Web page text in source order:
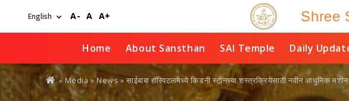
A- A A+ Shree
Home About Sansthan SAI Temple Daily
You
are
here
» Media »News» साईबाबा हॉस्पिटलमध्ये किडनी स्टोनच्या शस्त्रक्रियेसाठी नवीन आधुनिक मशीन